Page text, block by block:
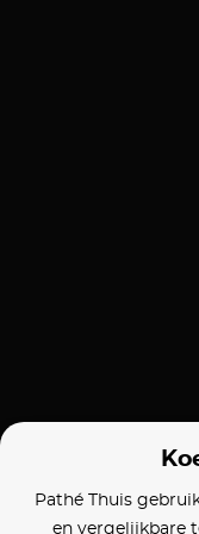
Pathé Thuis
en vergelijkbare